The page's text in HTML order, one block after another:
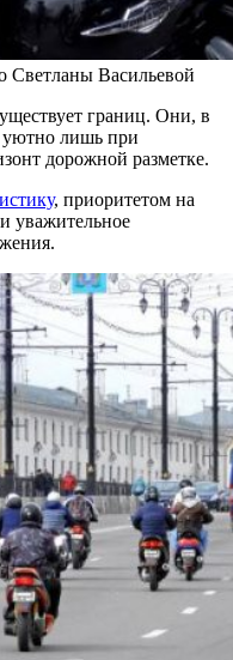
Светланы Васильевой
границ. Они, в
уютно лишь при
дорожной разметке.
, приоритетом на
уважительное